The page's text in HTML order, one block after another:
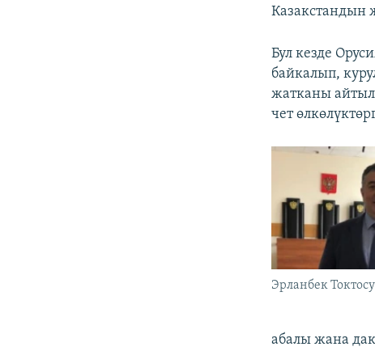
Казакстандын
Бул кезде
байкалып,
жатканы
чет
Эрланбек
абалы жана